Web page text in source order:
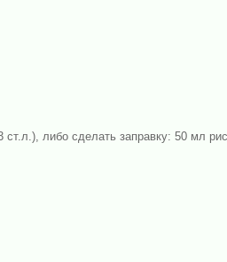
либо сделать заправку: 50 мл